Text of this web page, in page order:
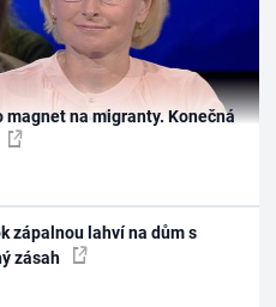
na migranty. Konečná
zápalnou lahví na dům s
zásah